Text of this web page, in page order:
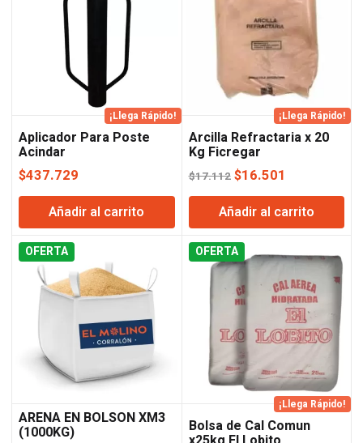
¡Llega Rápido!
Aplicador Para Poste
Acindar
$437.729
Añadir al carrito
¡Llega Rápido!
Arcilla Refractaria x 20
Kg Ficregar
$17.112 El
precio
original
era:
$17.112.
$16.501
precio
actual
es:
$16.501.
Añadir al carrito
OFERTA
ARENA EN BOLSON XM3
(1000KG)
OFERTA
¡Llega Rápido!
Bolsa de Cal Comun